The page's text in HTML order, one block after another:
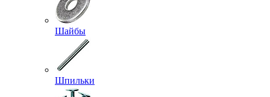
Шайбы
Шпильки